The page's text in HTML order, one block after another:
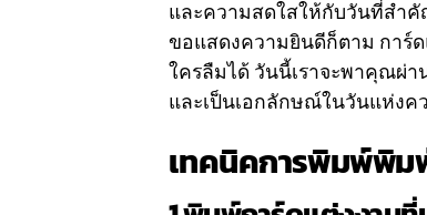
และความสดใสให้กับวันที่สำ
ขอแสดงความยินดีก็ตาม การ์
ใครลืมได้ วันนี้เราจะพาคุณผ่
และเป็นเอกลักษณ์ในวันแห่ง
เทคนิคการพิมพ์พิม